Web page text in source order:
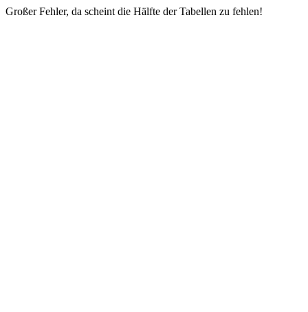
Großer Fehler, da scheint die Hälfte der Tabellen zu fehlen!